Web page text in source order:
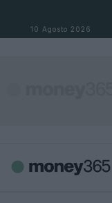
10 Agosto 2026